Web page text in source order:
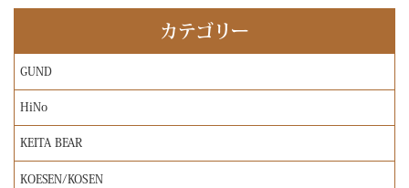
カテゴリー
GUND
HiNo
KEITA BEAR
KOESEN/KOSEN